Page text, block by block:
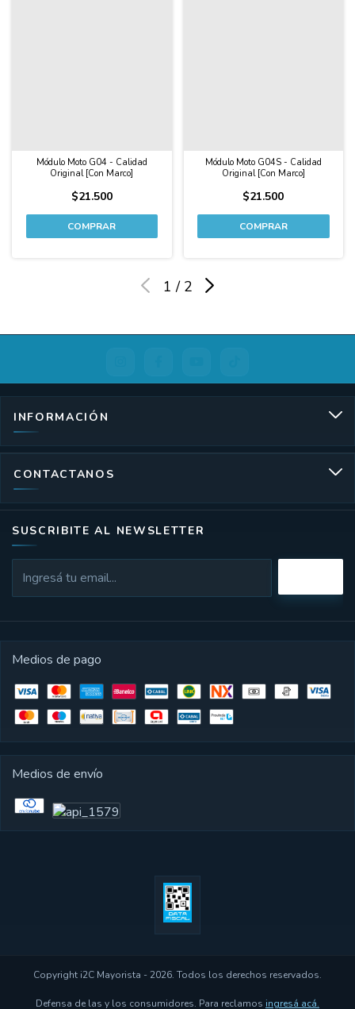
Módulo Moto G04 - Calidad
Original [Con Marco]
$21.500
Módulo Moto G04S - Calidad
Original [Con Marco]
$21.500
1 / 2
INFORMACIÓN
CONTACTANOS
SUSCRIBITE AL NEWSLETTER
Medios de pago
Medios de envío
Copyright i2C Mayorista - 2026. Todos los derechos reservados.
Defensa de las y los consumidores. Para reclamos ingresá acá.